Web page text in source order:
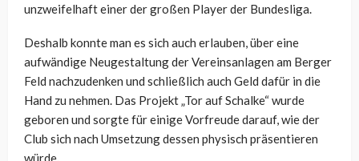
unzweifelhaft einer der großen Player der Bundesliga.
Deshalb konnte man es sich auch erlauben, über eine
aufwändige Neugestaltung der Vereinsanlagen am Berger
Feld nachzudenken und schließlich auch Geld dafür in die
Hand zu nehmen. Das Projekt „Tor auf Schalke“ wurde
geboren und sorgte für einige Vorfreude darauf, wie der
Club sich nach Umsetzung dessen physisch präsentieren
würde.